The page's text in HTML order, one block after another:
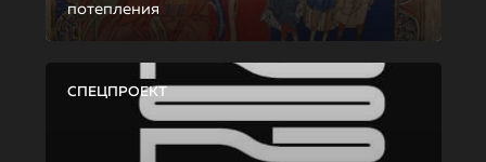
потепления
СПЕЦПРОЕКТ